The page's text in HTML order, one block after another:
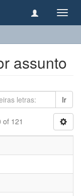
assunto
Ir
121